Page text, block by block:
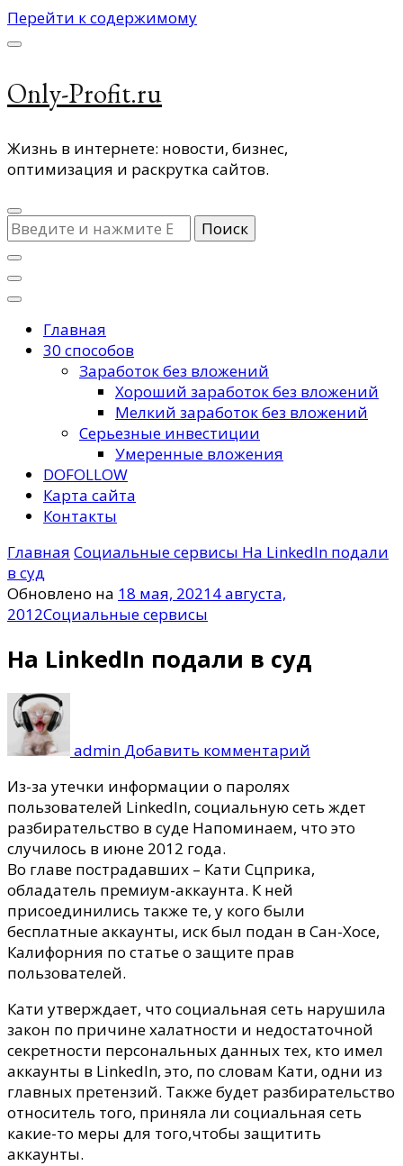
Перейти к содержимому
Only-Profit.ru
Жизнь в интернете: новости, бизнес,
оптимизация и раскрутка сайтов.
Ищите
что-
то?
Главная
30 способов
Заработок без вложений
Хороший заработок без вложений
Мелкий заработок без вложений
Серьезные инвестиции
Умеренные вложения
DOFOLLOW
Карта сайта
Контакты
Главная Социальные сервисы На LinkedIn подали
в суд
Обновлено на 18 мая, 20214 августа,
2012Социальные сервисы
На LinkedIn подали в суд
adminДобавить комментарий
LinkedIn
в
суд
Из-за утечки информации о паролях
пользователей LinkedIn, социальную сеть ждет
разбирательство в суде Напоминаем, что это
случилось в июне 2012 года.
Во главе пострадавших – Кати Сцприка,
обладатель премиум-аккаунта. К ней
присоединились также те, у кого были
бесплатные аккаунты, иск был подан в Сан-Хосе,
Калифорния по статье о защите прав
пользователей.
Кати утверждает, что социальная сеть нарушила
закон по причине халатности и недостаточной
секретности персональных данных тех, кто имел
аккаунты в LinkedIn, это, по словам Кати, одни из
главных претензий. Также будет разбирательство
относитель того, приняла ли социальная сеть
какие-то меры для того,чтобы защитить
аккаунты.